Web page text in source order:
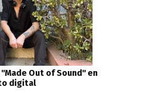
Out of Sound'' en
digital